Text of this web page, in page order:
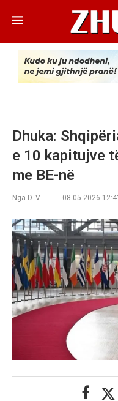
Dhuka:
e 10 kapitujve
me BE-në
Nga D. V. 08.05.2026 12:41